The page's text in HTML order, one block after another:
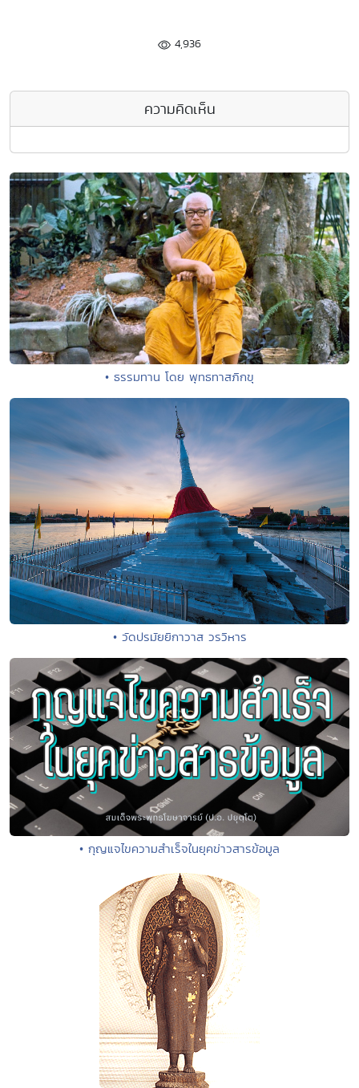
4,936
ความคิดเห็น
• ธรรมทาน โดย พุทธทาสภิกขุ
• วัดปรมัยยิกาวาส วรวิหาร
• กุญแจไขความสำเร็จในยุคข่าวสารข้อมูล